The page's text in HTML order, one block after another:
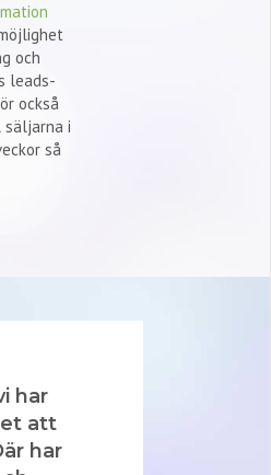
och
leads-
också
i
så
har
att
har